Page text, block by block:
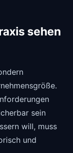
sehen
sein
will, muss
und